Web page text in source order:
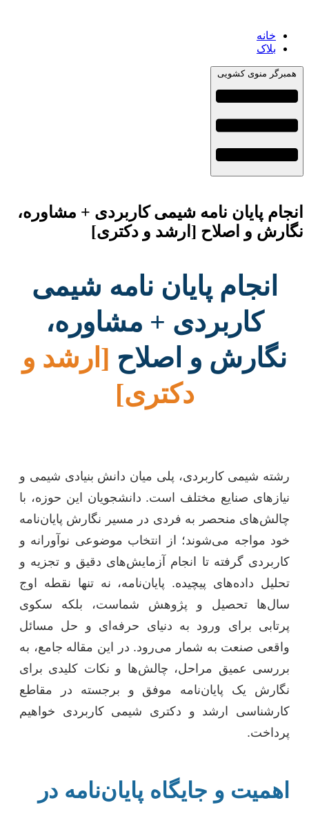
خانه
بلاک
همبرگر منوی کشویی
انجام پایان نامه شیمی کاربردی + مشاوره،
نگارش و اصلاح [ارشد و دکتری]
انجام پایان نامه شیمی
کاربردی + مشاوره،
نگارش و اصلاح [ارشد و
دکتری]
رشته شیمی کاربردی، پلی میان دانش بنیادی شیمی و
نیازهای صنایع مختلف است. دانشجویان این حوزه، با
چالش‌های منحصر به فردی در مسیر نگارش پایان‌نامه
خود مواجه می‌شوند؛ از انتخاب موضوعی نوآورانه و
کاربردی گرفته تا انجام آزمایش‌های دقیق و تجزیه و
تحلیل داده‌های پیچیده. پایان‌نامه، نه تنها نقطه اوج
سال‌ها تحصیل و پژوهش شماست، بلکه سکوی
پرتابی برای ورود به دنیای حرفه‌ای و حل مسائل
واقعی صنعت به شمار می‌رود. در این مقاله جامع، به
بررسی عمیق مراحل، چالش‌ها و نکات کلیدی برای
نگارش یک پایان‌نامه موفق و برجسته در مقاطع
کارشناسی ارشد و دکتری شیمی کاربردی خواهیم
پرداخت.
اهمیت و جایگاه پایان‌نامه در